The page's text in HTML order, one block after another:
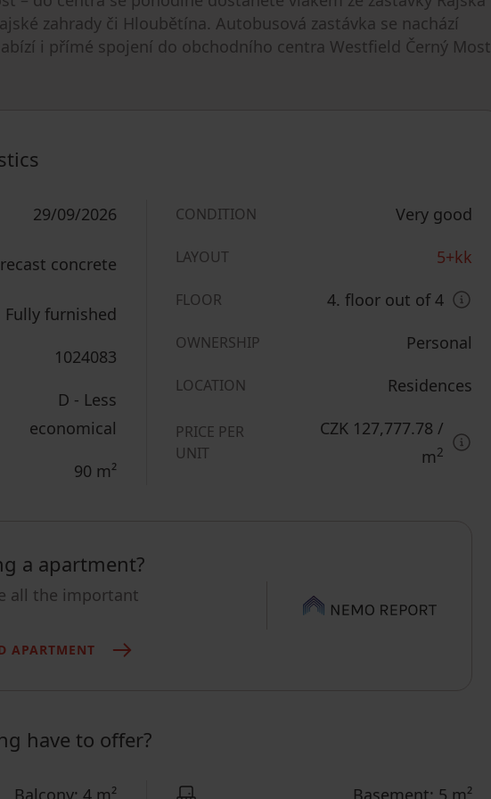
zahrady či Hloubětína. Autobusová zastávka se nachází
i přímé spojení do obchodního centra Westfield Černý Most
29/09/2026
concrete
Fully furnished
1024083
D - Less
economical
90 m²
CONDITION Very good
LAYOUT 5+kk
FLOOR 4. floor out of 4
OWNERSHIP Personal
LOCATION Residences
PRICE PER
UNIT
CZK 127,777.78 /
m2
a apartment?
all the important
APARTMENT
have to offer?
Balcony: 4 m² Basement: 5 m²